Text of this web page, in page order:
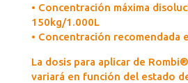
• Concentración máxima
150kg/1.000L
• Concentración recomendada
La dosis para aplicar de
variará en función del estado